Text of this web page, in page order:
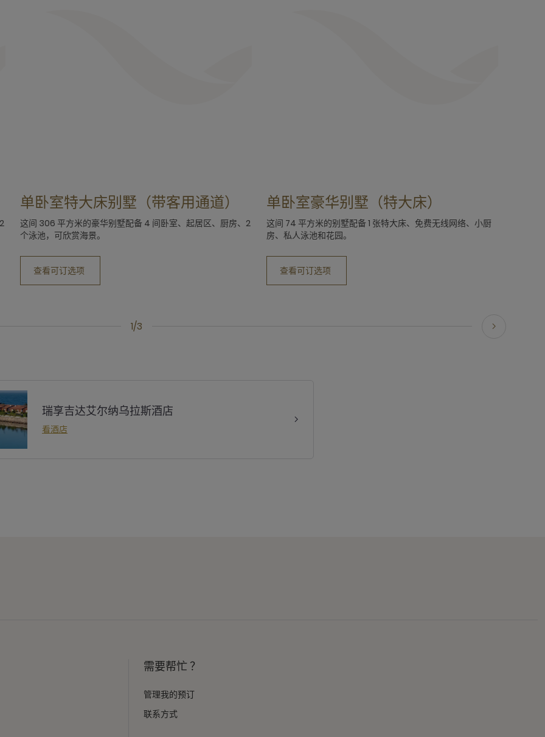
1/3
单卧室特大床别墅（带客用通道）
这间 306 平方米的豪华别墅配备 4 间卧室、起居区、厨房、2
个泳池，可欣赏海景。
查看可订选项
单卧室豪华别墅（特大床）
这间 74 平方米的别墅配备 1 张特大床、免费无线网络、小厨
房、私人泳池和花园。
查看可订选项
瑞享吉达艾尔纳乌拉斯酒店
看酒店
需要帮忙 ？
管理我的预订
联系方式